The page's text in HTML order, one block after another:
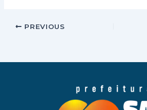
PREVIOUS